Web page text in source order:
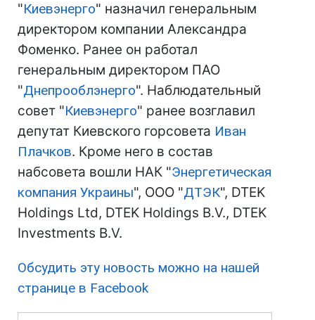
"Киевэнерго" назначил генеральным
директором компании Александра
Фоменко. Ранее он работал
генеральным директором ПАО
"Днепрооблэнерго". Наблюдательный
совет "Киевэнерго" ранее возглавил
депутат Киевского горсовета Иван
Плачков. Кроме него в состав
набсовета вошли НАК "Энергетическая
компания Украины", ООО "ДТЭК", DTEK
Holdings Ltd, DTEK Holdings B.V., DTEK
Investments B.V.
Обсудить эту новость можно на нашей
странице в Facebook